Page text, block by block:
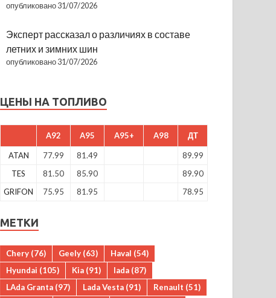
опубликовано 31/07/2026
Эксперт рассказал о различиях в составе
летних и зимних шин
опубликовано 31/07/2026
ЦЕНЫ НА ТОПЛИВО
A92 A95 A95+ A98 ДТ
ATAN 77.99 81.49
89.99
TES
81.50 85.90
89.90
GRIFON
75.95 81.95 78.95
МЕТКИ
Chery (76) Geely (63) Haval (54)
Hyundai (105) Kia (91) lada (87)
LAda Granta (97) Lada Vesta (91) Renault (51)